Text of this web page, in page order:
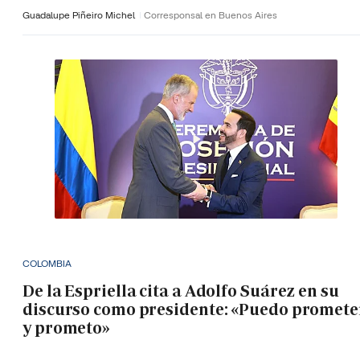
Guadalupe Piñeiro Michel Corresponsal en Buenos Aires
COLOMBIA
De la Espriella cita a Adolfo Suárez en su
discurso como presidente: «Puedo
y prometo»